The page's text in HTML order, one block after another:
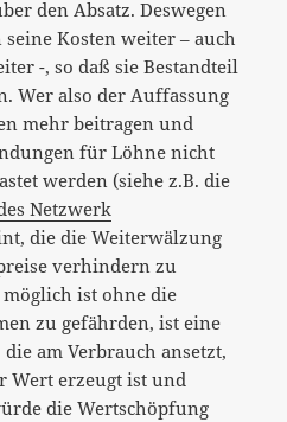
den Absatz. Deswegen
Kosten weiter – auch
-, so daß sie Bestandteil
Wer also der Auffassung
mehr beitragen und
für Löhne nicht
werden (siehe z.B. die
Netzwerk
die die Weiterwälzung
verhindern zu
ist ohne die
zu gefährden, ist eine
am Verbrauch ansetzt,
Wert erzeugt ist und
die Wertschöpfung